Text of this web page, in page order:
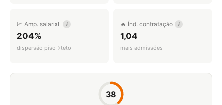
📈 Amp. salarial i
204%
dispersão piso→teto
🔥 Índ. contratação i
1,04
mais admissões
38